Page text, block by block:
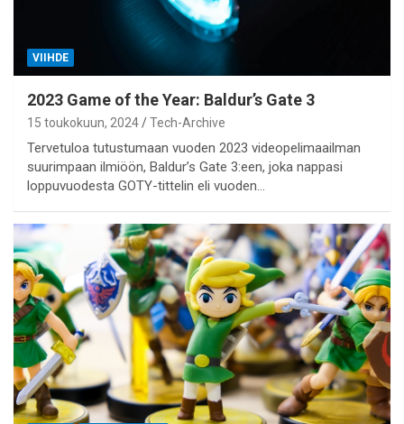
VIIHDE
2023 Game of the Year: Baldur’s Gate 3
15 toukokuun, 2024 Tech-Archive
Tervetuloa tutustumaan vuoden 2023 videopelimaailman
suurimpaan ilmiöön, Baldur’s Gate 3:een, joka nappasi
loppuvuodesta GOTY-tittelin eli vuoden…